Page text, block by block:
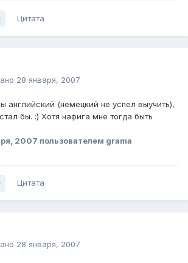
Цитата
28 января, 2007
английский (немецкий не успел выучить),
бы. :) Хотя нафига мне тогда быть
2007 пользователем grama
Цитата
28 января, 2007